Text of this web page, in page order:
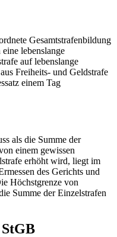
Gesamtstrafenbildung
lebenslange
auf lebenslange
Freiheits- und Geldstrafe
einem Tag
als die Summe der
einem gewissen
erhöht wird, liegt im
des Gerichts und
Höchstgrenze von
Summe der Einzelstrafen